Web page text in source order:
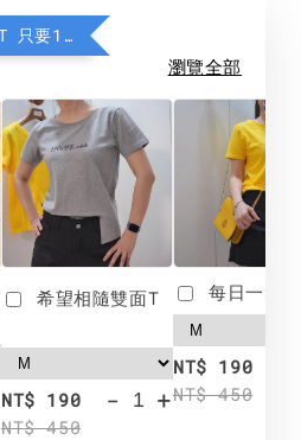
加購 MIT防曬透氣棉T 只要190元
瀏覽全部
希望相隨雙面T
NT$ 190
NT$ 450
- +
每日一笑
NT$ 190
NT$ 450